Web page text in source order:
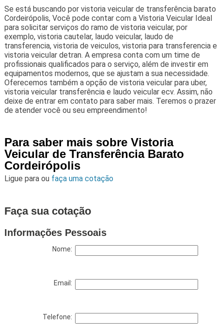
Se está buscando por vistoria veicular de transferência barato
Cordeirópolis, Você pode contar com a Vistoria Veicular Ideal
para solicitar serviços do ramo de vistoria veicular, por
exemplo, vistoria cautelar, laudo veicular, laudo de
transferencia, vistoria de veiculos, vistoria para transferencia e
vistoria veicular detran. A empresa conta com um time de
profissionais qualificados para o serviço, além de investir em
equipamentos modernos, que se ajustam a sua necessidade.
Oferecemos também a opção de vistoria veicular para uber,
vistoria veicular transferência e laudo veicular ecv. Assim, não
deixe de entrar em contato para saber mais. Teremos o prazer
de atender você ou seu empreendimento!
Para saber mais sobre Vistoria
Veicular de Transferência Barato
Cordeirópolis
Ligue para ou faça uma cotação
Faça sua cotação
Informações Pessoais
Nome:
Email:
Telefone: